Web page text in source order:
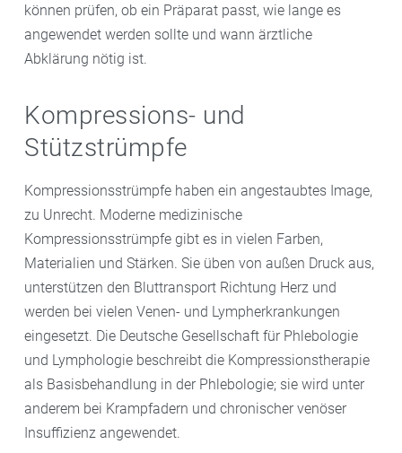
können prüfen, ob ein Präparat passt, wie lange es
angewendet werden sollte und wann ärztliche
Abklärung nötig ist.
Kompressions- und
Stützstrümpfe
Kompressionsstrümpfe haben ein angestaubtes Image,
zu Unrecht. Moderne medizinische
Kompressionsstrümpfe gibt es in vielen Farben,
Materialien und Stärken. Sie üben von außen Druck aus,
unterstützen den Bluttransport Richtung Herz und
werden bei vielen Venen- und Lympherkrankungen
eingesetzt. Die Deutsche Gesellschaft für Phlebologie
und Lymphologie beschreibt die Kompressionstherapie
als Basisbehandlung in der Phlebologie; sie wird unter
anderem bei Krampfadern und chronischer venöser
Insuffizienz angewendet.